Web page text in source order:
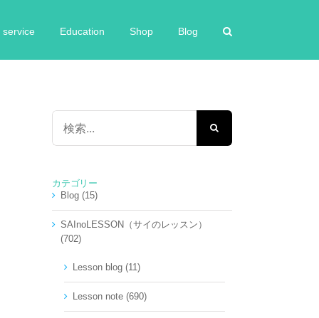
service Education Shop Blog
検
…
カテゴリー
Blog (15)
SAInoLESSON（サイのレッスン）
(702)
Lesson blog (11)
Lesson note (690)